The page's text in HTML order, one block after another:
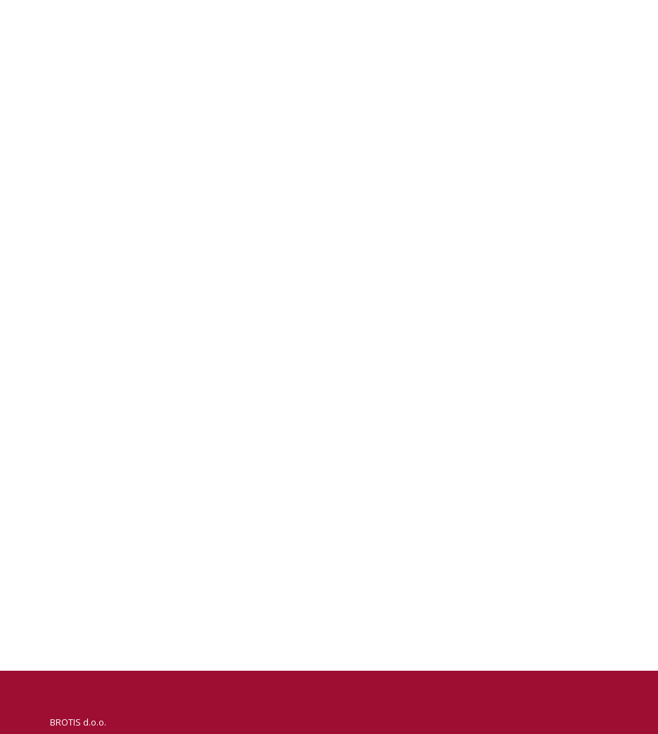
BROTIS d.o.o.